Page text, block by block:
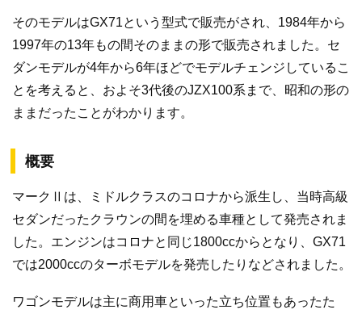
そのモデルはGX71という型式で販売がされ、1984年から
1997年の13年もの間そのままの形で販売されました。セ
ダンモデルが4年から6年ほどでモデルチェンジしているこ
とを考えると、およそ3代後のJZX100系まで、昭和の形の
ままだったことがわかります。
概要
マークⅡは、ミドルクラスのコロナから派生し、当時高級
セダンだったクラウンの間を埋める車種として発売されま
した。エンジンはコロナと同じ1800ccからとなり、GX71
では2000ccのターボモデルを発売したりなどされました。
ワゴンモデルは主に商用車といった立ち位置もあったた